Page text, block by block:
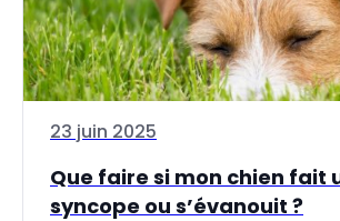
23 juin 2025
Que faire si mon chien fait
syncope ou s’évanouit ?